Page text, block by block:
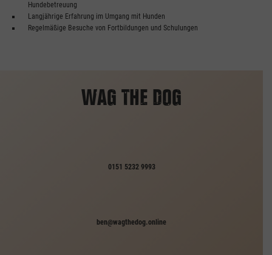
Hundebetreuung
Langjährige Erfahrung im Umgang mit Hunden
Regelmäßige Besuche von Fortbildungen und Schulungen
WAG THE DOG
0151 5232 9993
ben@wagthedog.online